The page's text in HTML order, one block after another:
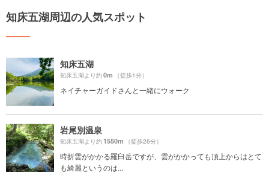
知床五湖周辺の人気スポット
知床五湖
知床五湖より約0m （徒歩1分）
ネイチャーガイドさんと一緒にウォーク
岩尾別温泉
知床五湖より約1550m （徒歩26分）
時折雲がかかる羅臼岳ですが、雲がかかっても頂上からはとて
も綺麗というのは...